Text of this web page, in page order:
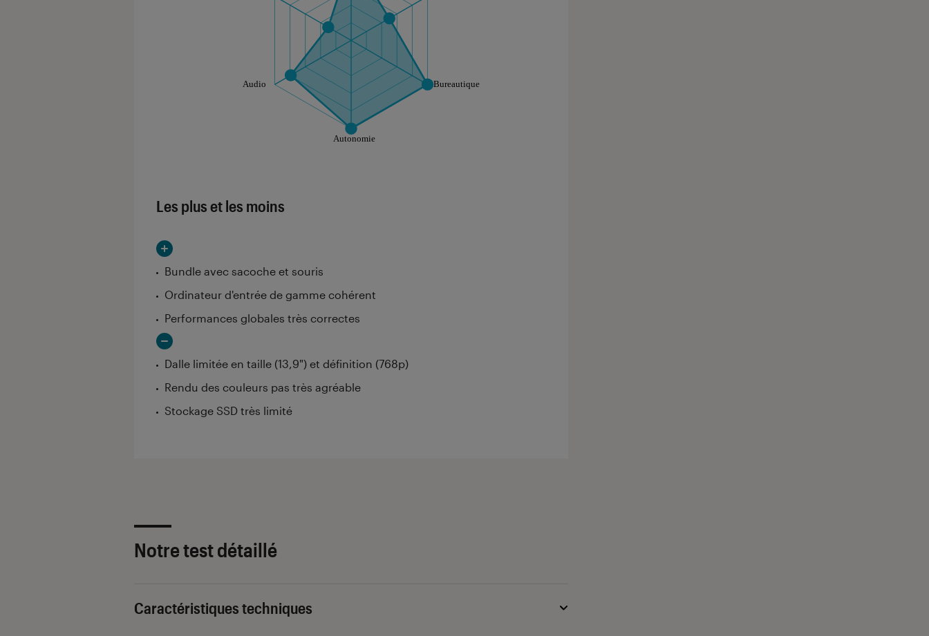
Les plus et les moins
Bundle avec sacoche et souris
Ordinateur d'entrée de gamme cohérent
Performances globales très correctes
Dalle limitée en taille (13,9") et définition (768p)
Rendu des couleurs pas très agréable
Stockage SSD très limité
Notre test détaillé
Caractéristiques techniques